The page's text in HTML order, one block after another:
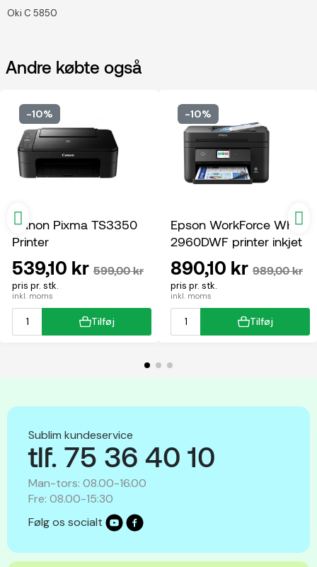
Oki C 5850
Andre købte også
-10%
Canon Pixma TS3350
Printer
pris pr. stk.
inkl. moms
539,10 kr 599,00 kr
Tilføj
-10%
Epson WorkForce WF-
2960DWF printer inkjet
multifunktion
pris pr. stk.
inkl. moms
890,10 kr 989,00 kr
Tilføj
Sublim kundeservice
tlf. 75 36 40 10
Man-tors: 08.00-16.00
Fre: 08.00-15:30
Følg os socialt